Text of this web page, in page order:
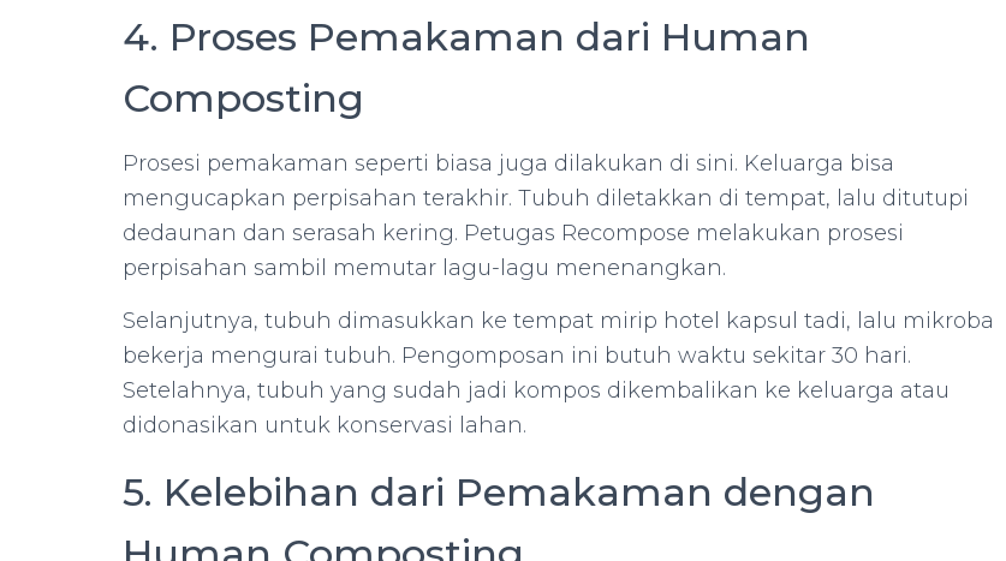
4. Proses Pemakaman dari Human
Composting
Prosesi pemakaman seperti biasa juga dilakukan di sini. Keluarga bisa
mengucapkan perpisahan terakhir. Tubuh diletakkan di tempat, lalu ditutupi
dedaunan dan serasah kering. Petugas Recompose melakukan prosesi
perpisahan sambil memutar lagu-lagu menenangkan.
Selanjutnya, tubuh dimasukkan ke tempat mirip hotel kapsul tadi, lalu mikroba
bekerja mengurai tubuh. Pengomposan ini butuh waktu sekitar 30 hari.
Setelahnya, tubuh yang sudah jadi kompos dikembalikan ke keluarga atau
didonasikan untuk konservasi lahan.
5. Kelebihan dari Pemakaman dengan